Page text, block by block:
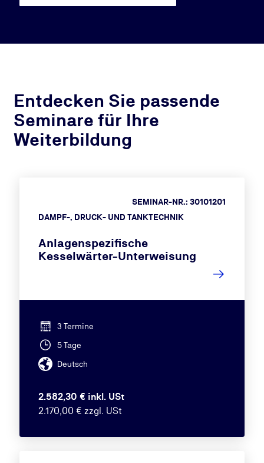
Entdecken Sie passende
Seminare für Ihre
Weiterbildung
DAMPF-, DRUCK- UND TANKTECHNIK
SEMINAR-NR.: 30101201
Anlagenspezifische
Kesselwärter-Unterweisung
3 Termine
5 Tage
Deutsch
2.582,30 € inkl. USt
2.170,00 € zzgl. USt